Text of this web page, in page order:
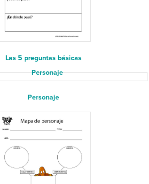
Las 5 preguntas básicas
Personaje